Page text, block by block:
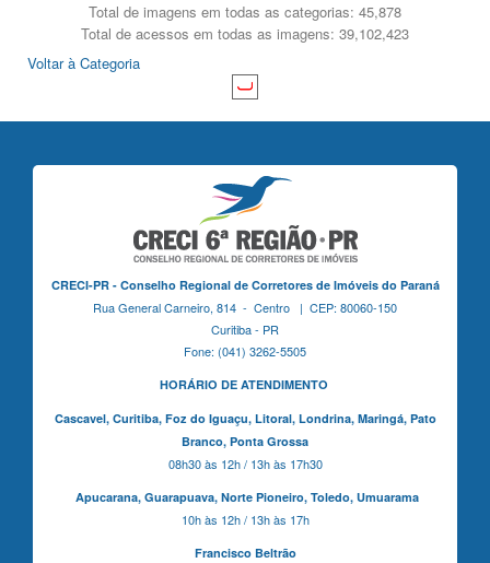
Total de imagens em todas as categorias: 45,878
Total de acessos em todas as imagens: 39,102,423
Voltar à Categoria
CRECI-PR - Conselho Regional de Corretores de Imóveis do Paraná
Rua General Carneiro, 814 - Centro | CEP: 80060-150
Curitiba - PR
Fone: (041) 3262-5505
HORÁRIO DE ATENDIMENTO
Cascavel, Curitiba,Foz do Iguaçu, Litoral, Londrina, Maringá, Pato
Branco, Ponta Grossa
08h30 às 12h / 13h às 17h30
Apucarana, Guarapuava, Norte Pioneiro, Toledo, Umuarama
10h às 12h / 13h às 17h
Francisco Beltrão